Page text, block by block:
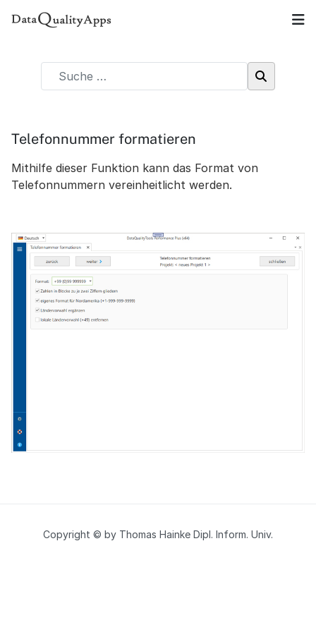
Telefonnummer formatieren
Mithilfe dieser Funktion kann das Format von
Telefonnummern vereinheitlicht werden.
Copyright © by Thomas Hainke Dipl. Inform. Univ.